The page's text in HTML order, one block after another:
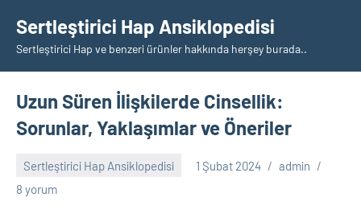
geçSertleştirici Hap Ansiklopedisi
Sertleştirici Hap ve benzeri ürünler hakkında herşey burada..
Uzun Süren İlişkilerde Cinsellik:
Sorunlar, Yaklaşımlar ve Öneriler
Sertleştirici Hap Ansiklopedisi 1 Şubat 2024
admin
8 yorum